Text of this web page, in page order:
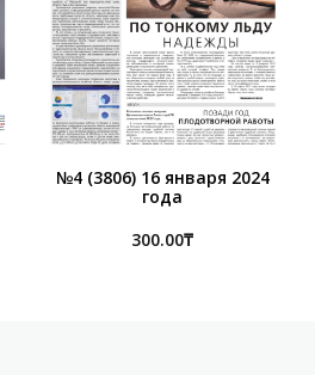
№4 (3806) 16 января 2024
года
300.00₸